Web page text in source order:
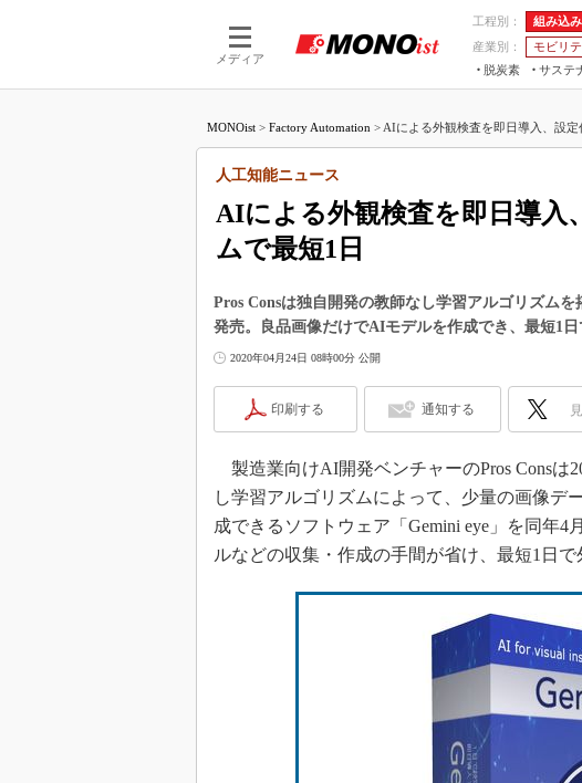
メディア
工程別： 組み込
産業別：
モビリ
脱炭素
サステ
つながる工場AI×設備保全
MONOist > Factory Automation > AIによる外観検査を即日導入、設定
AIによる外観検査を即日導入
ムで最短1日
人工知能ニュース
Pros Consは独自開発の教師なし学習アルゴリズム
発売。良品画像だけでAIモデルを作成でき、最短1日
2020年04月24日 08時00分 公開
印刷する 通知する
製造業向けAI開発ベンチャーのPros Consは
し学習アルゴリズムによって、少量の画像デ
成できるソフトウェア「Gemini eye」を同年
ルなどの収集・作成の手間が省け、最短1日